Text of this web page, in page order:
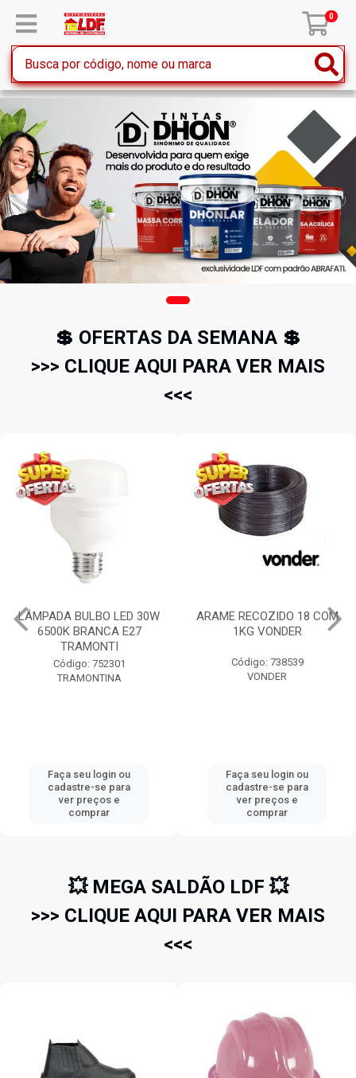
0
💲 OFERTAS DA SEMANA 💲
>>> CLIQUE AQUI PARA VER MAIS
<<<
LÂMPADA BULBO LED 30W
6500K BRANCA E27
TRAMONTI
Código: 752301
TRAMONTINA
Faça seu login ou
cadastre-se para
ver preços e
comprar
ARAME RECOZIDO 18 COM
1KG VONDER
Código: 738539
VONDER
Faça seu login ou
cadastre-se para
ver preços e
comprar
💥 MEGA SALDÃO LDF 💥
>>> CLIQUE AQUI PARA VER MAIS
<<<